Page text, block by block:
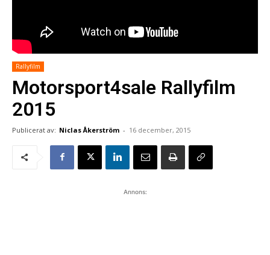
Rallyfilm
Motorsport4sale Rallyfilm
2015
Publicerat av: Niclas Åkerström - 16 december, 2015
Annons: